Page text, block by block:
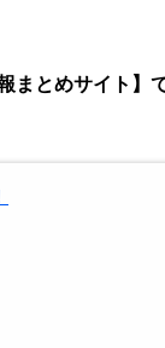
まとめサイト】